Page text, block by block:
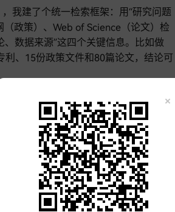
我建了个统一检索框架：用“研究问题
政策）、Web of Science（论文）检
数据来源”这四个关键信息。比如做
利、15份政策文件和80篇论文，结论可